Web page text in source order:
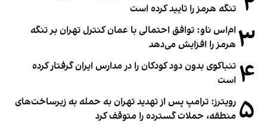
تنگه هرمز را تایید کرده است
۳ ام‌اس ناو: توافق احتمالی با عمان کنترل تهران بر تنگه
هرمز را افزایش می‌دهد
۴ تنباکوی بدون دود کودکان را در مدارس ایران گرفتار کرده
است
۵ رویترز: ترامپ پس از تهدید تهران به حمله به زیرساخت‌های
منطقه، حملات گسترده را متوقف کرد